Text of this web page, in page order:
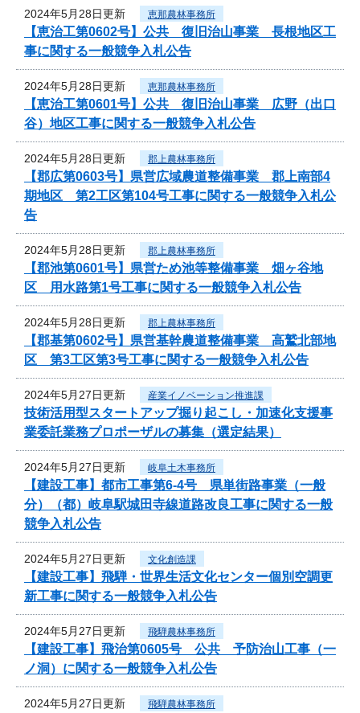
2024年5月28日更新 恵那農林事務所
【恵治工第0602号】公共 復旧治山事業 長根地区工
事に関する一般競争入札公告
2024年5月28日更新 恵那農林事務所
【恵治工第0601号】公共 復旧治山事業 広野（出口
谷）地区工事に関する一般競争入札公告
2024年5月28日更新 郡上農林事務所
【郡広第0603号】県営広域農道整備事業 郡上南部4
期地区 第2工区第104号工事に関する一般競争入札公
告
2024年5月28日更新 郡上農林事務所
【郡池第0601号】県営ため池等整備事業 畑ヶ谷地
区 用水路第1号工事に関する一般競争入札公告
2024年5月28日更新 郡上農林事務所
【郡基第0602号】県営基幹農道整備事業 高鷲北部地
区 第3工区第3号工事に関する一般競争入札公告
2024年5月27日更新 産業イノベーション推進課
技術活用型スタートアップ掘り起こし・加速化支援事
業委託業務プロポーザルの募集（選定結果）
2024年5月27日更新 岐阜土木事務所
【建設工事】都市工事第6-4号 県単街路事業（一般
分）（都）岐阜駅城田寺線道路改良工事に関する一般
競争入札公告
2024年5月27日更新 文化創造課
【建設工事】飛騨・世界生活文化センター個別空調更
新工事に関する一般競争入札公告
2024年5月27日更新 飛騨農林事務所
【建設工事】飛治第0605号 公共 予防治山工事（一
ノ洞）に関する一般競争入札公告
2024年5月27日更新 飛騨農林事務所